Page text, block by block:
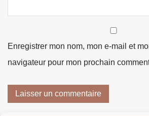
Enregistrer mon nom, mon e-mail et
navigateur pour mon prochain